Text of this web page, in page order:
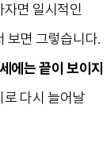
면 일시적인
보면 그렇습니다.
에는 끝이 보이지
로 다시 늘어날